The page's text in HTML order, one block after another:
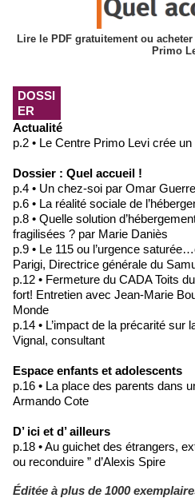
Lire le PDF gratuitement ou
Primo
DOSSI
ER
Actualité
p.2 • Le Centre Primo Levi crée
Dossier : Quel accueil !
p.4 • Un chez-soi par Omar
p.6 • La réalité sociale de
p.8 • Quelle solution
fragilisées ? par Marie Daniès
p.9 • Le 115 ou l’urgence
Parigi, Directrice générale du
p.12 • Fermeture du CADA Toits
fort! Entretien avec Jean-Marie
Monde
p.14 • L’impact de la précarité
Vignal, consultant
Espace enfants et adolescents
p.16 • La place des parents dans
Armando Cote
D’ ici et d’ ailleurs
p.18 • Au guichet des étrangers,
ou reconduire ” d’Alexis Spire
Éditée à plus de 1000 exemplaires, la revue